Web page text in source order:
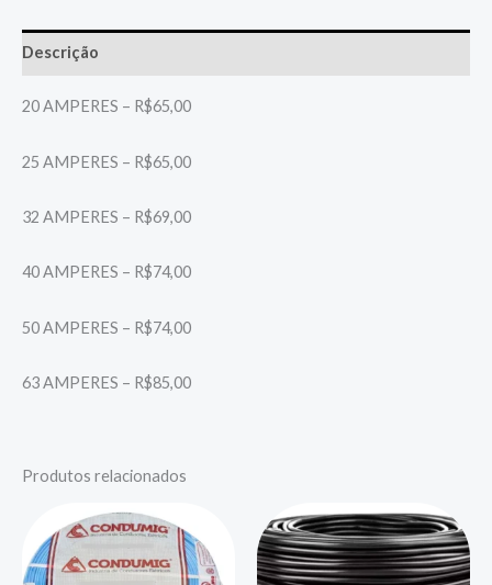
Descrição
20 AMPERES – R$65,00
25 AMPERES – R$65,00
32 AMPERES – R$69,00
40 AMPERES – R$74,00
50 AMPERES – R$74,00
63 AMPERES – R$85,00
Produtos relacionados